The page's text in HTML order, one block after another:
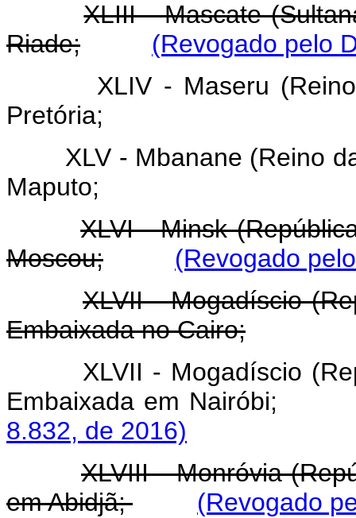
XLIII - Mascate
Riade;
(Revogado pelo
XLIV - Maseru
Pretória;
XLV - Mbanane (Reino
Maputo;
XLVI - Minsk
Moscou;
(Revogado
XLVII - Mogadíscio
Embaixada no Cairo;
XLVII - Mogadíscio
Embaixada em
8.832, de 2016)
XLVIII - Monróvia
em Abidjã;
(Revogado